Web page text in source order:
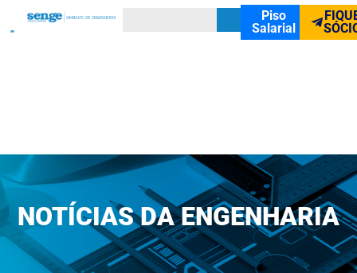
Piso
Salarial
NOTÍCIAS DA ENGENHARIA